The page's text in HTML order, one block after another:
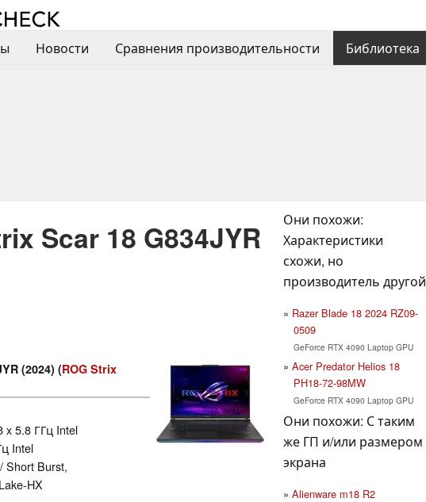
Новости Сравнения производительности Библиотека
Scar 18 G834JYR
(2024) (ROG Strix
x 5.8 ГГц Intel
Intel
Short Burst,
HX
Они похожи:
Характеристики
схожи, но
производитель другой
Razer Blade 18 2024 RZ09-
0509
GeForce RTX 4090 Laptop GPU
Acer Predator Helios 18
PH18-72-98MW
GeForce RTX 4090 Laptop GPU
Они похожи: С таким
же ГП и/или размером
экрана
Alienware m18 R2